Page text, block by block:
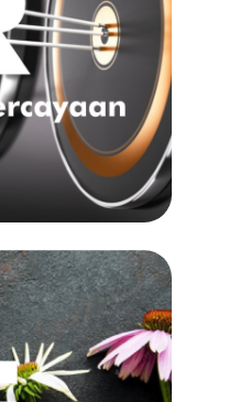
kami, sambil
interaksi kami.
tanggungjawab
menyediakan